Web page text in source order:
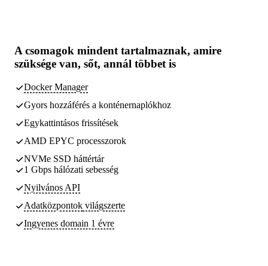
A csomagok mindent tartalmaznak, amire
szüksége van, sőt, annál többet is
Docker Manager
Gyors hozzáférés a konténernaplókhoz
Egykattintásos frissítések
AMD EPYC processzorok
NVMe SSD háttértár
1 Gbps hálózati sebesség
Nyilvános API
Adatközpontok világszerte
Ingyenes domain 1 évre